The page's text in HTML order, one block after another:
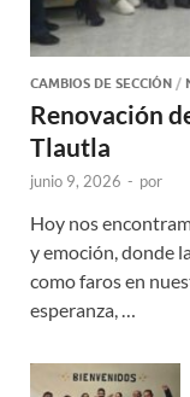
CAMBIOS DE SECCIÓN /
Renovación
Tlautla
junio 9, 2026 - por
Hoy nos
y emoción, donde
como faros en
esperanza, …